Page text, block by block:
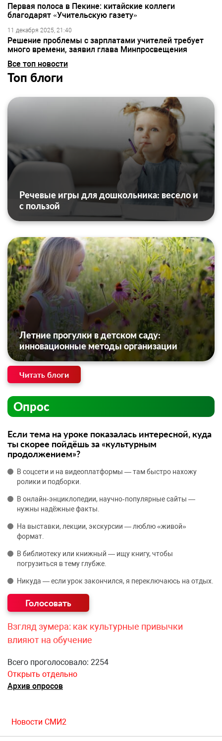
Первая полоса в Пекине: китайские коллеги
благодарят «Учительскую газету»
11 декабря 2025, 21:40
Решение проблемы с зарплатами учителей требует
много времени, заявил глава Минпросвещения
Все топ новости
Топ блоги
Речевые игры для дошкольника: весело и
с пользой
Летние прогулки в детском саду:
инновационные методы организации
Читать блоги
Опрос
Если тема на уроке показалась интересной, куда
ты скорее пойдёшь за «культурным
продолжением»?
В соцсети и на видеоплатформы — там быстро нахожу
ролики и подборки.
В онлайн‑энциклопедии, научно‑популярные сайты —
нужны надёжные факты.
На выставки, лекции, экскурсии — люблю «живой»
формат.
В библиотеку или книжный — ищу книгу, чтобы
погрузиться в тему глубже.
Никуда — если урок закончился, я переключаюсь на отдых.
Взгляд зумера: как культурные привычки
влияют на обучение
Всего проголосовало: 2254
Открыть отдельно
Архив опросов
Новости СМИ2